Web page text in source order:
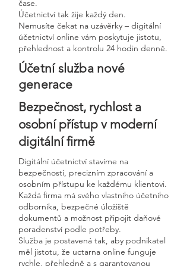
čase.
Účetnictví tak žije každý den.
Nemusíte čekat na uzávěrky – digitální
účetnictví online vám poskytuje jistotu,
přehlednost a kontrolu 24 hodin denně.
Účetní služba nové
generace
Bezpečnost, rychlost a
osobní přístup v moderní
digitální firmě
Digitální účetnictví stavíme na
bezpečnosti, precizním zpracování a
osobním přístupu ke každému klientovi.
Každá firma má svého vlastního účetního
odborníka, bezpečné úložiště
dokumentů a možnost připojit daňové
poradenství podle potřeby.
Služba je postavená tak, aby podnikatel
měl jistotu, že uctarna online funguje
rychle, přehledně a s garantovanou